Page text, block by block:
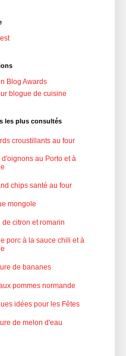
Blog Awards
blogue de cuisine
les plus consultés
croustillants au four
d'oignons au Porto et à
chips santé au four
mongole
de citron et romarin
porc à la sauce chili et à
de bananes
pommes normande
idées pour les Fêtes
de melon d'eau